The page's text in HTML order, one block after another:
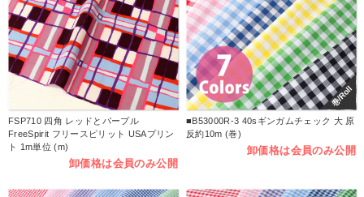
FSP710 四角 レッドとパープル
FreeSpirit フリースピリット USAプリン
ト 1m単位 (m)
卸価格は会員のみ公開
巻/Roll
■B53000R-3 40sギンガムチェック 大 原
反約10m (巻)
卸価格は会員のみ公開